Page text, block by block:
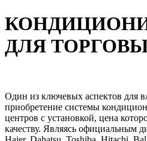
ДЛЯ
Один из ключевых аспектов для
приобретение системы
центров с установкой, цена
качеству. Являясь официальным